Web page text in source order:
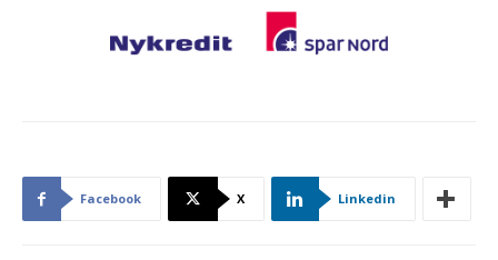
Facebook X Linkedin